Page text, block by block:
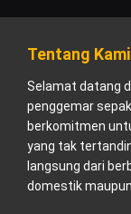
Tentang Kami
Selamat datang
penggemar
berkomitmen
yang tak
langsung dari
domestik